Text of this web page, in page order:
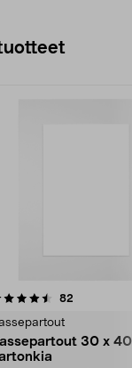
82
30 x
4.5 viidestä